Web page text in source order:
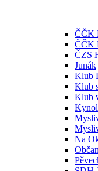
ČČK
ČČK
ČZS
Junák
Klub
Klub
Klub
Na